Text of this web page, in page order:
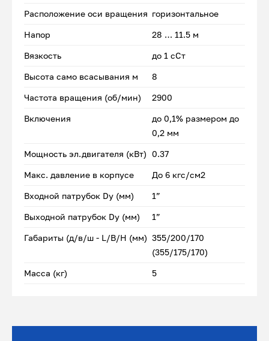
Расположение оси вращения горизонтальное
Напор 28 … 11.5 м
Вязкость до 1 сСт
Высота само всасывания м 8
Частота вращения (об/мин) 2900
Включения
до 0,1% размером до
0,2 мм
Мощность эл.двигателя (кВт) 0.37
Макс. давление в корпусе До 6 кгс/см2
Входной патрубок Dу (мм) 1”
Выходной патрубок Dу (мм) 1”
Габариты (д/в/ш - L/B/H (мм) 355/200/170
(355/175/170)
Масса (кг) 5